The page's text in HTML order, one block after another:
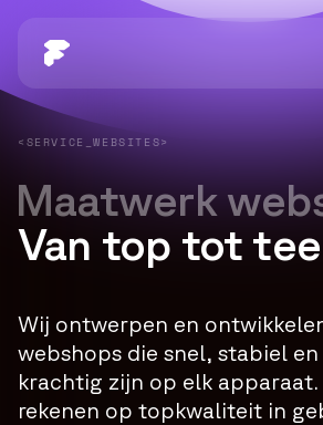
<SERVICE_WEBSITES>
Maatwerk
Van top tot
Wij ontwerpen en
webshops die snel, stabiel en
krachtig zijn op elk
rekenen op topkwaliteit in